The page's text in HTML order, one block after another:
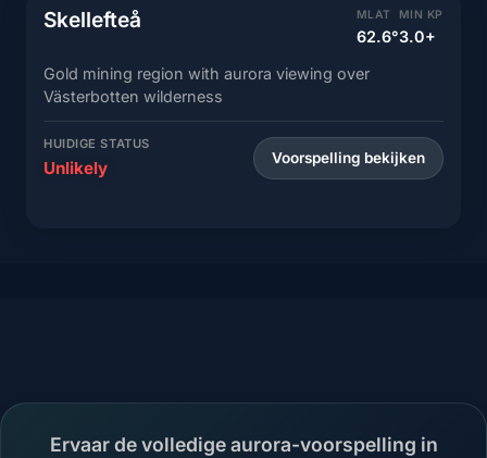
Skellefteå MLAT
62.6°
MIN KP
3.0+
Gold mining region with aurora viewing over
Västerbotten wilderness
HUIDIGE STATUS
Unlikely Voorspelling bekijken
Ervaar de volledige aurora-voorspelling in